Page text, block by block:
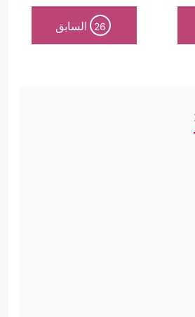
26 السابق